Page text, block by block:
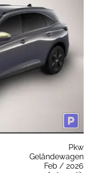
Pkw
Geländewagen
Feb / 2026